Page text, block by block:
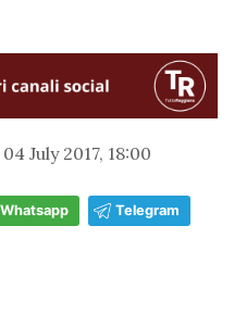
04 July 2017, 18:00
Whatsapp Telegram